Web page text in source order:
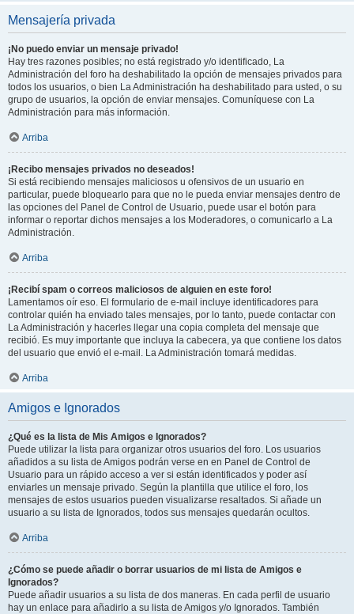
Mensajería privada
¡No puedo enviar un mensaje privado!
Hay tres razones posibles; no está registrado y/o identificado, La
Administración del foro ha deshabilitado la opción de mensajes privados para
todos los usuarios, o bien La Administración ha deshabilitado para usted, o su
grupo de usuarios, la opción de enviar mensajes. Comuníquese con La
Administración para más información.
Arriba
¡Recibo mensajes privados no deseados!
Si está recibiendo mensajes maliciosos u ofensivos de un usuario en
particular, puede bloquearlo para que no le pueda enviar mensajes dentro de
las opciones del Panel de Control de Usuario, puede usar el botón para
informar o reportar dichos mensajes a los Moderadores, o comunicarlo a La
Administración.
Arriba
¡Recibí spam o correos maliciosos de alguien en este foro!
Lamentamos oír eso. El formulario de e-mail incluye identificadores para
controlar quién ha enviado tales mensajes, por lo tanto, puede contactar con
La Administración y hacerles llegar una copia completa del mensaje que
recibió. Es muy importante que incluya la cabecera, ya que contiene los datos
del usuario que envió el e-mail. La Administración tomará medidas.
Arriba
Amigos e Ignorados
¿Qué es la lista de Mis Amigos e Ignorados?
Puede utilizar la lista para organizar otros usuarios del foro. Los usuarios
añadidos a su lista de Amigos podrán verse en en Panel de Control de
Usuario para un rápido acceso a ver si están identificados y poder así
enviarles un mensaje privado. Según la plantilla que utilice el foro, los
mensajes de estos usuarios pueden visualizarse resaltados. Si añade un
usuario a su lista de Ignorados, todos sus mensajes quedarán ocultos.
Arriba
¿Cómo se puede añadir o borrar usuarios de mi lista de Amigos e
Ignorados?
Puede añadir usuarios a su lista de dos maneras. En cada perfil de usuario
hay un enlace para añadirlo a su lista de Amigos y/o Ignorados. También